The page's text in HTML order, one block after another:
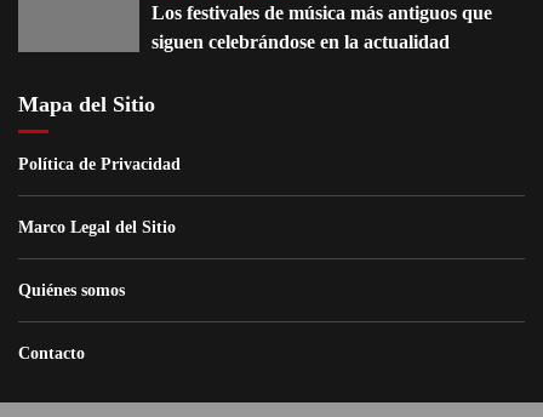
Los festivales de música más antiguos que
siguen celebrándose en la actualidad
Mapa del Sitio
Política de Privacidad
Marco Legal del Sitio
Quiénes somos
Contacto